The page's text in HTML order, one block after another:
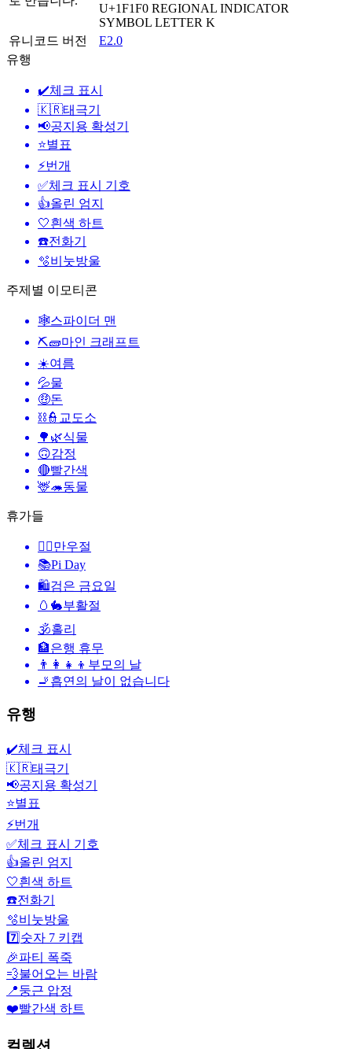
U+1F1F0 REGIONAL INDICATOR
SYMBOL LETTER K
유니코드 버전
E2.0
유행
✔️체크 표시
🇰🇷태극기
📢공지용 확성기
⭐별표
⚡번개
✅체크 표시 기호
👍올린 엄지
🤍흰색 하트
☎️전화기
🫧비눗방울
주제별 이모티콘
🕸️스파이더 맨
⛏🧱마인 크래프트
☀️여름
💦물
🤑돈
⛓️👮 교도소
🌳🌿식물
🙃감정
🔴빨간색
🦌🦔동물
휴가들
🙆‍♂️만우절
📚Pi Day
🛍검은 금요일
🥚🐇부활절
🕉홀리
🏦은행 휴무
👨‍👩‍👧‍👦 부모의 날
🚬 흡연의 날이 없습니다
유행
✔️체크 표시
🇰🇷태극기
📢공지용 확성기
⭐별표
⚡번개
✅체크 표시 기호
👍올린 엄지
🤍흰색 하트
☎️전화기
🫧비눗방울
7️⃣ 숫자 7 키캡
🎉파티 폭죽
💨불어오는 바람
📍둥근 압정
❤️빨간색 하트
컬렉션